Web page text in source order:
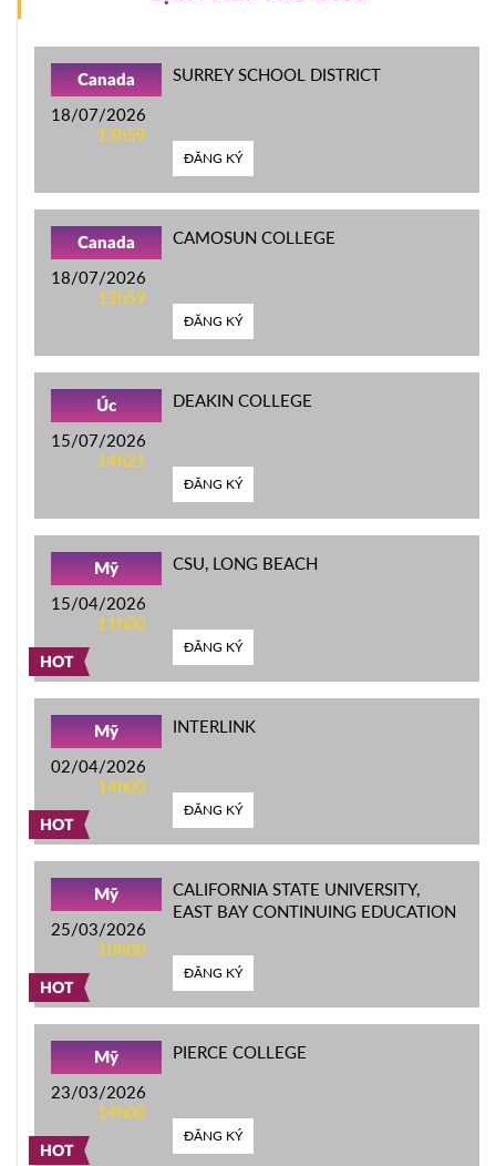
Canada
18/07/2026
13h59
SURREY SCHOOL DISTRICT
ĐĂNG KÝ
Canada
18/07/2026
13h59
CAMOSUN COLLEGE
ĐĂNG KÝ
Úc
15/07/2026
14h21
DEAKIN COLLEGE
ĐĂNG KÝ
HOT
Mỹ
15/04/2026
11h00
CSU, LONG BEACH
ĐĂNG KÝ
HOT
Mỹ
02/04/2026
14h00
INTERLINK
ĐĂNG KÝ
HOT
Mỹ
25/03/2026
10h00
CALIFORNIA STATE UNIVERSITY,
EAST BAY CONTINUING EDUCATION
ĐĂNG KÝ
HOT
Mỹ
23/03/2026
14h00
PIERCE COLLEGE
ĐĂNG KÝ